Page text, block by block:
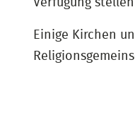
Verfügung
Einige Kirchen